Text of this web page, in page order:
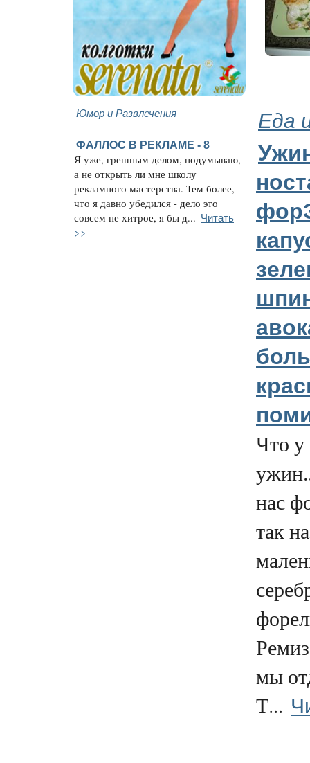
Юмор и Развлечения Еда
ФАЛЛОС В РЕКЛАМЕ - 8
Я уже, грешным делом, подумываю,
а не открыть ли мне школу
рекламного мастерства. Тем более,
что я давно убедился - дело это
совсем не хитрое, я бы д... Читать
>>
Что у
нас
так
мы
Т...